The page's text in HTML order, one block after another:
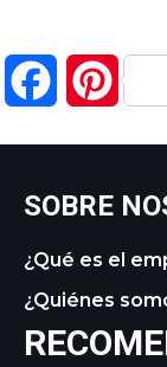
Facebook
SOBRE
¿Qué es el
¿Quiénes